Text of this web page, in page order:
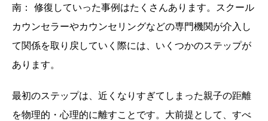
南： 修復していった事例はたくさんあります。スクール
カウンセラーやカウンセリングなどの専門機関が介入し
て関係を取り戻していく際には、いくつかのステップが
あります。
最初のステップは、近くなりすぎてしまった親子の距離
を物理的・心理的に離すことです。大前提として、すべ